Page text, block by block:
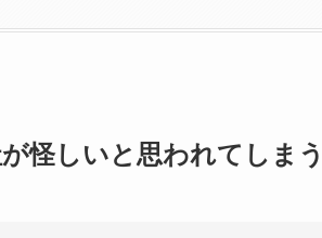
怪しいと思われてしま